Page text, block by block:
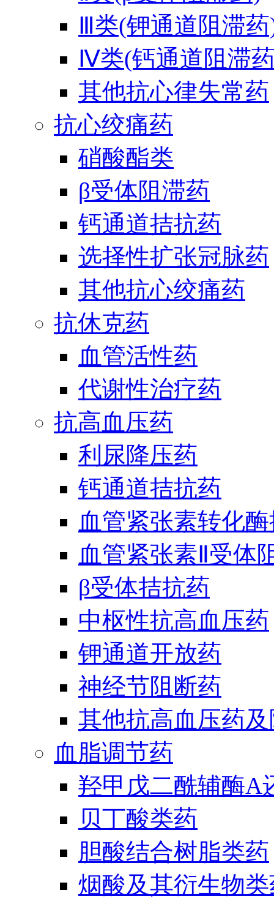
Ⅲ类(钾通道阻滞
Ⅳ类(钙通道阻滞
其他抗心律失常药
抗心绞痛药
硝酸酯类
β受体阻滞药
钙通道拮抗药
选择性扩张冠脉药
其他抗心绞痛药
抗休克药
血管活性药
代谢性治疗药
抗高血压药
利尿降压药
钙通道拮抗药
血管紧张素转化
血管紧张素Ⅱ受体
β受体拮抗药
中枢性抗高血压药
钾通道开放药
神经节阻断药
其他抗高血压药
血脂调节药
羟甲戊二酰辅酶A
贝丁酸类药
胆酸结合树脂类药
烟酸及其衍生物